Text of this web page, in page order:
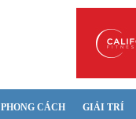
PHONG CÁCH GIẢI TRÍ